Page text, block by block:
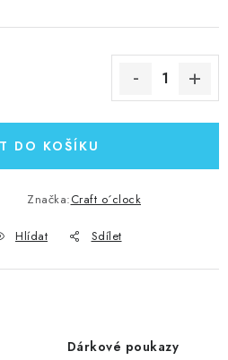
DO KOŠÍKU
Značka:Craft o´clock
Hlídat Sdílet
Dárkové poukazy